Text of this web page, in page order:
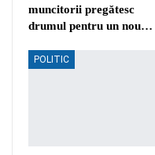
muncitorii pregătesc
drumul pentru un nou…
POLITIC